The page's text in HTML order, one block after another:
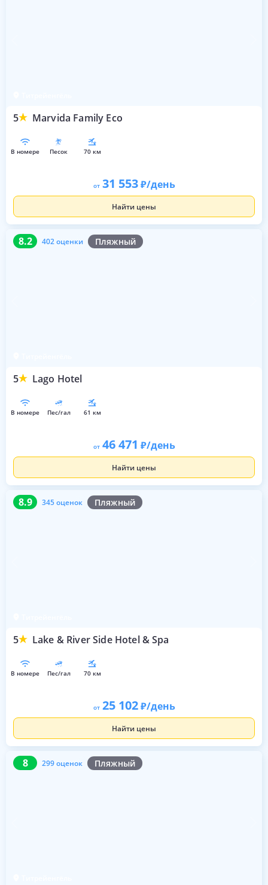
5 Marvida Family Eco
в номере песок 70 км
от 31 553 /день
Найти цены
8.2 402 оценки Пляжный
5 Lago Hotel
8.2 402 оценки
в номере пес/гал 61 км
от 46 471 /день
Найти цены
8.9 345 оценок Пляжный
5 Lake & River Side Hotel & Spa
8.9 345 оценок
в номере пес/гал 70 км
от 25 102 /день
Найти цены
8 299 оценок Пляжный
8 299 оценок